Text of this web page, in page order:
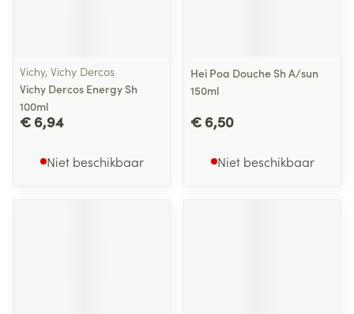
Vichy, Vichy Dercos
Vichy Dercos Energy Sh
100ml
€ 6,94
Niet beschikbaar
Hei Poa Douche Sh A/sun
150ml
€ 6,50
Niet beschikbaar